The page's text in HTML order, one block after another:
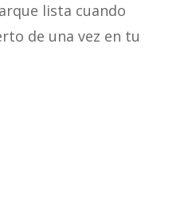
lista cuando
de una vez en tu